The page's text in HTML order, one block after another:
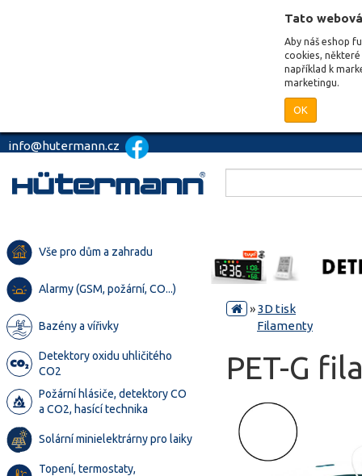
Tato
Aby náš eshop
cookies,
například k
marketingu.
OK
info@hutermann.cz
Vše pro dům a zahradu
Alarmy (GSM, požární, CO...)
Bazény a vířivky
Detektory oxidu uhličitého
CO2
Požární hlásiče, detektory CO
a CO2, hasící technika
Solární minielektrárny pro laiky
Topení, termostaty,
»3D tisk
Filamenty
PET-G